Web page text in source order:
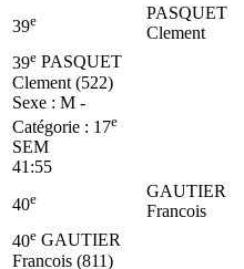
39e
PASQUET
Clement
39e PASQUET
Clement (522)
Sexe : M -
Catégorie : 17e
SEM
41:55
40e
GAUTIER
Francois
40e GAUTIER
Francois (811)